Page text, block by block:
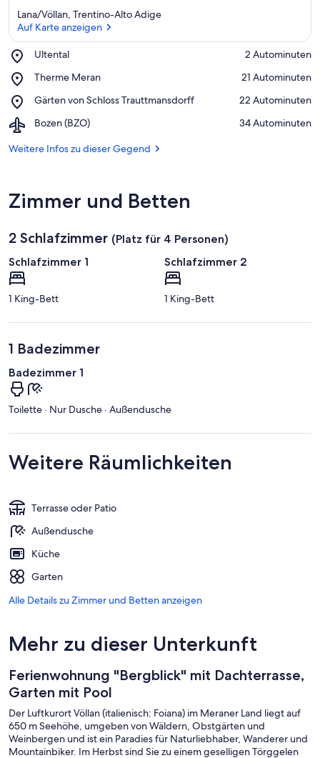
Lana/Völlan, Trentino-Alto Adige
Auf Karte anzeigen
Ultental
Place,
‪2 Autominuten‬
Therme Meran
Place,
Meran
‪21 Autominuten‬
Gärten von Schloss Trauttmansdorff
Place,
von
Trauttmansdorff
‪22 Autominuten‬
Bozen (BZO)
Airport,
(BZO)
‪34 Autominuten‬
Weitere Infos zu dieser Gegend
Zimmer und Betten
2 Schlafzimmer (Platz für 4 Personen)
Schlafzimmer 1
1 King-Bett
Schlafzimmer 2
1 King-Bett
1 Badezimmer
Badezimmer 1
Toilette · Nur Dusche · Außendusche
Weitere Räumlichkeiten
Terrasse oder Patio
Außendusche
Küche
Garten
Alle Details zu Zimmer und Betten anzeigen
Mehr zu dieser Unterkunft
Ferienwohnung "Bergblick" mit Dachterrasse,
Garten mit Pool
Der Luftkurort Völlan (italienisch: Foiana) im Meraner Land liegt auf
650 m Seehöhe, umgeben von Wäldern, Obstgärten und
Weinbergen und ist ein Paradies für Naturliebhaber, Wanderer und
Mountainbiker. Im Herbst sind Sie zu einem geselligen Törggelen